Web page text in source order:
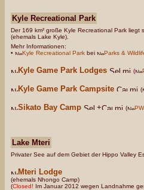
Kyle Recreational Park
Der 169 km² große Kyle Recreational Park liegt
(ehemals Lake Kyle).
Mehr Informationen:
•
Kyle Recreational Park bei Parks &
Kyle Game Park Lodges (
Kyle Game Park Campsite (
Sikato Bay Camp + (
Lake Mteri
Privater See auf dem Gebiet der Hippo Valley
Mteri Lodge
(ehemals Nhongo Camp)
(Closed! Im Januar 2012 wegen Landnahme